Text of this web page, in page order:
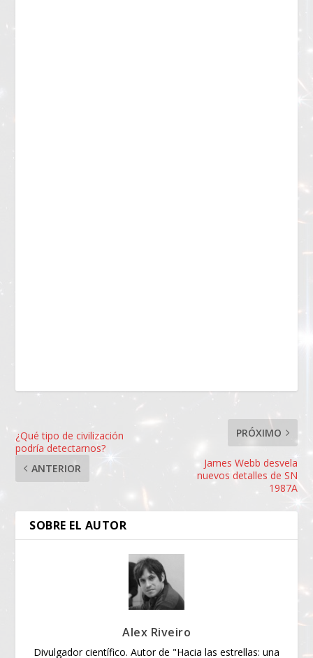
¿Qué tipo de civilización
podría detectarnos?
ANTERIOR
PRÓXIMO
James Webb desvela
nuevos detalles de SN
1987A
SOBRE EL AUTOR
Alex Riveiro
Divulgador científico. Autor de "Hacia las estrellas: una